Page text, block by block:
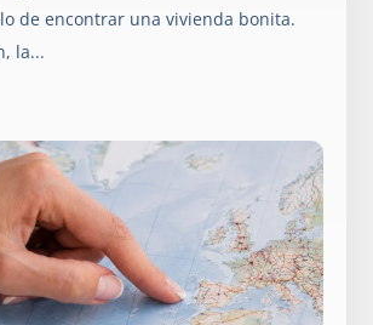
de encontrar una vivienda bonita.
la...